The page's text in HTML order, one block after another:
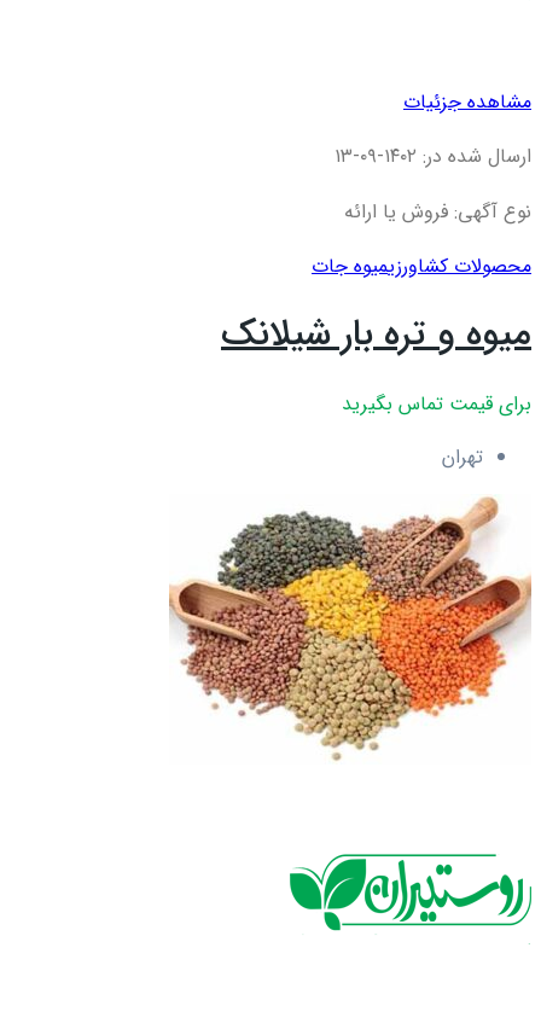
مشاهده جزئیات
ارسال شده در: ۱۴۰۲-۰۹-۱۳
نوع آگهی: فروش یا ارائه
محصولات کشاورزیمیوه جات
میوه و تره بار شیلانک
برای قیمت تماس بگیرید
تهران